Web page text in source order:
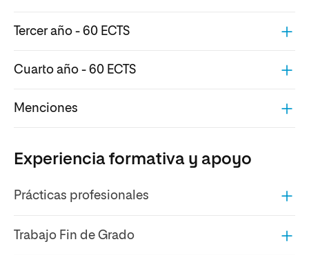
Tercer año - 60 ECTS
Cuarto año - 60 ECTS
Menciones
Experiencia formativa y apoyo
Prácticas profesionales
Trabajo Fin de Grado